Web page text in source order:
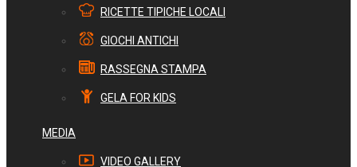
RICETTE TIPICHE LOCALI
GIOCHI ANTICHI
RASSEGNA STAMPA
GELA FOR KIDS
MEDIA
VIDEO GALLERY